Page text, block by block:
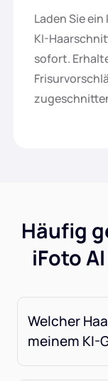
Laden Sie
KI-
sofort.
Häufig
iFoto
Welcher
meinem KI-